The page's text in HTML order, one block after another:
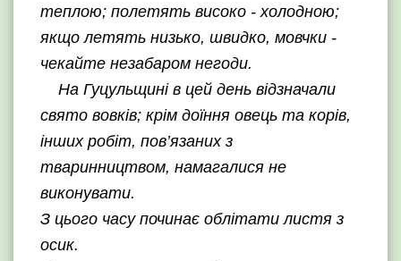
теплою; полетять високо - холодною;
якщо летять низько, швидко, мовчки -
чекайте незабаром негоди.
На Гуцульщині в цей день відзначали
свято вовків; крім доїння овець та корів,
інших робіт, пов’язаних з
тваринництвом, намагалися не
виконувати.
З цього часу починає облітати листя з
осик.